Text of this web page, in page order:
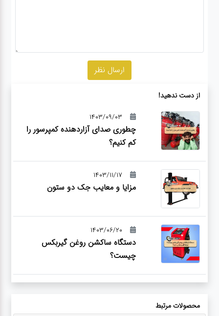
از دست ندهید!
1403/09/03
چطوری صدای آزاردهنده کمپرسور را
کم کنیم؟
1403/11/17
مزایا و معایب جک دو ستون
1403/06/20
دستگاه ساکشن روغن گیربکس
چیست؟
محصولات مرتبط